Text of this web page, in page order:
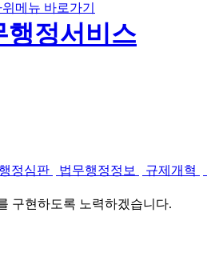
메뉴 바로가기
행정심판 법무행정정보 규제개혁
구현하도록 노력하겠습니다.